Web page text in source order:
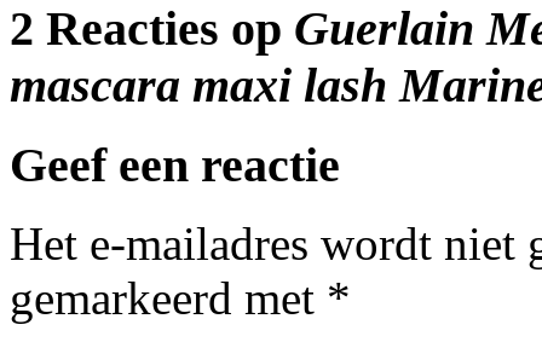
2 Reacties op Guerlain
mascara maxi lash
Geef een reactie
Het e-mailadres wordt niet
gemarkeerd met *